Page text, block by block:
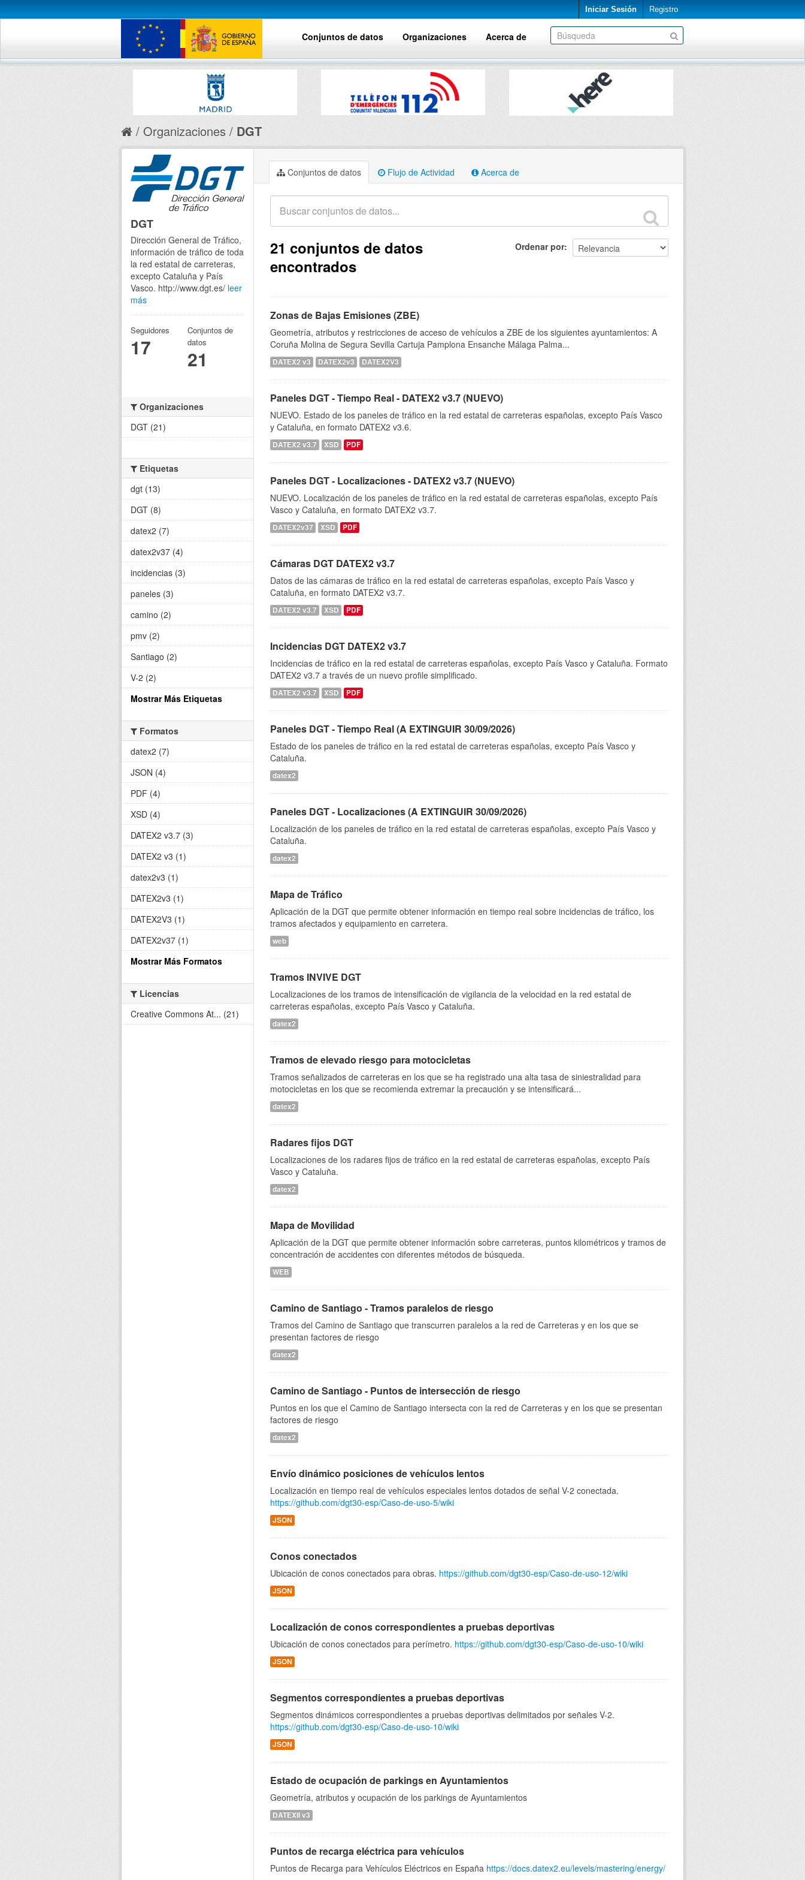
Iniciar Sesión Registro
Conjuntos de datos Organizaciones Acerca de
Organizaciones DGT
Conjuntos de datos Flujo de Actividad Acerca de
Ordenar por
21 conjuntos de datos
encontrados
Zonas de Bajas Emisiones (ZBE)
Geometría, atributos y restricciones de acceso de vehículos a ZBE de los siguientes ayuntamientos: A
Coruña Molina de Segura Sevilla Cartuja Pamplona Ensanche Málaga Palma...
DATEX2 v3 DATEX2v3 DATEX2V3
Paneles DGT - Tiempo Real - DATEX2 v3.7 (NUEVO)
NUEVO. Estado de los paneles de tráfico en la red estatal de carreteras españolas, excepto País Vasco
y Cataluña, en formato DATEX2 v3.6.
DATEX2 v3.7 XSD PDF
Paneles DGT - Localizaciones - DATEX2 v3.7 (NUEVO)
NUEVO. Localización de los paneles de tráfico en la red estatal de carreteras españolas, excepto País
Vasco y Cataluña, en formato DATEX2 v3.7.
DATEX2v37 XSD PDF
Cámaras DGT DATEX2 v3.7
Datos de las cámaras de tráfico en la red estatal de carreteras españolas, excepto País Vasco y
Cataluña, en formato DATEX2 v3.7.
DATEX2 v3.7 XSD PDF
Incidencias DGT DATEX2 v3.7
Incidencias de tráfico en la red estatal de carreteras españolas, excepto País Vasco y Cataluña. Formato
DATEX2 v3.7 a través de un nuevo profile simplificado.
DATEX2 v3.7 XSD PDF
Paneles DGT - Tiempo Real (A EXTINGUIR 30/09/2026)
Estado de los paneles de tráfico en la red estatal de carreteras españolas, excepto País Vasco y
Cataluña.
datex2
Paneles DGT - Localizaciones (A EXTINGUIR 30/09/2026)
Localización de los paneles de tráfico en la red estatal de carreteras españolas, excepto País Vasco y
Cataluña.
datex2
Mapa de Tráfico
Aplicación de la DGT que permite obtener información en tiempo real sobre incidencias de tráfico, los
tramos afectados y equipamiento en carretera.
web
Tramos INVIVE DGT
Localizaciones de los tramos de intensificación de vigilancia de la velocidad en la red estatal de
carreteras españolas, excepto País Vasco y Cataluña.
datex2
Tramos de elevado riesgo para motocicletas
Tramos señalizados de carreteras en los que se ha registrado una alta tasa de siniestralidad para
motocicletas en los que se recomienda extremar la precaución y se intensificará...
datex2
Radares fijos DGT
Localizaciones de los radares fijos de tráfico en la red estatal de carreteras españolas, excepto País
Vasco y Cataluña.
datex2
Mapa de Movilidad
Aplicación de la DGT que permite obtener información sobre carreteras, puntos kilométricos y tramos de
concentración de accidentes con diferentes métodos de búsqueda.
WEB
Camino de Santiago - Tramos paralelos de riesgo
Tramos del Camino de Santiago que transcurren paralelos a la red de Carreteras y en los que se
presentan factores de riesgo
datex2
Camino de Santiago - Puntos de intersección de riesgo
Puntos en los que el Camino de Santiago intersecta con la red de Carreteras y en los que se presentan
factores de riesgo
datex2
Envío dinámico posiciones de vehículos lentos
Localización en tiempo real de vehículos especiales lentos dotados de señal V-2 conectada.
https://github.com/dgt30-esp/Caso-de-uso-5/wiki
JSON
Conos conectados
Ubicación de conos conectados para obras. https://github.com/dgt30-esp/Caso-de-uso-12/wiki
JSON
Localización de conos correspondientes a pruebas deportivas
Ubicación de conos conectados para perímetro. https://github.com/dgt30-esp/Caso-de-uso-10/wiki
JSON
Segmentos correspondientes a pruebas deportivas
Segmentos dinámicos correspondientes a pruebas deportivas delimitados por señales V-2.
https://github.com/dgt30-esp/Caso-de-uso-10/wiki
JSON
Estado de ocupación de parkings en Ayuntamientos
Geometría, atributos y ocupación de los parkings de Ayuntamientos
DATEXII v3
Puntos de recarga eléctrica para vehículos
Puntos de Recarga para Vehículos Eléctricos en España https://docs.datex2.eu/levels/mastering/energy/
DGT
Dirección General de Tráfico,
información de tráfico de toda
la red estatal de carreteras,
excepto Cataluña y País
Vasco. http://www.dgt.es/ leer
más
Seguidores
17
Conjuntos de
datos
21
Organizaciones
DGT (21)
Etiquetas
dgt (13)
DGT (8)
datex2 (7)
datex2v37 (4)
incidencias (3)
paneles (3)
camino (2)
pmv (2)
Santiago (2)
V-2 (2)
Mostrar Más Etiquetas
Formatos
datex2 (7)
JSON (4)
PDF (4)
XSD (4)
DATEX2 v3.7 (3)
DATEX2 v3 (1)
datex2v3 (1)
DATEX2v3 (1)
DATEX2V3 (1)
DATEX2v37 (1)
Mostrar Más Formatos
Licencias
Creative Commons At... (21)